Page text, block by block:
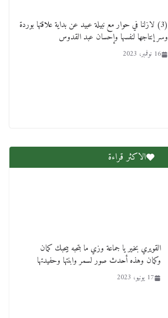
عاجل قيد حركته وهتك عرضه بالقوة”.. جنايات
2 أبريل، 2026
(3) لازلنا في حوار مع نبيلة عبيد عن بداية علاقتها بوردة
وسر إنتاجها لنفسها وإحسان عبد القدوس
16 نوفمبر، 2023
الاكثر قراءة
القويري بخير يا جماعة وزي ما بتحبه بيحبك كمان
وكمان وهذه أحدث صور لسمر وابنتها وحفيدتها
17 يونيو، 2023